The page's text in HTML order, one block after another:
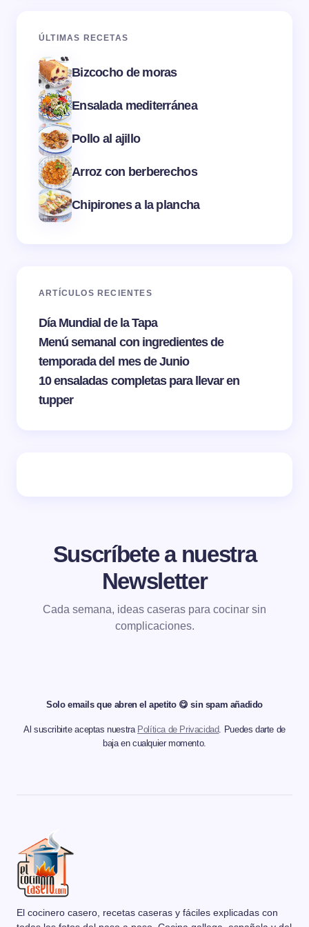
ÚLTIMAS RECETAS
Bizcocho de moras
Ensalada mediterránea
Pollo al ajillo
Arroz con berberechos
Chipirones a la plancha
ARTÍCULOS RECIENTES
Día Mundial de la Tapa
Menú semanal con ingredientes de
temporada del mes de Junio
10 ensaladas completas para llevar en
tupper
Suscríbete a nuestra
Newsletter
Cada semana, ideas caseras para cocinar sin
complicaciones.
Solo emails que abren el apetito 😋 sin spam añadido
Al suscribirte aceptas nuestra Política de Privacidad. Puedes darte de
baja en cualquier momento.
El cocinero casero, recetas caseras y fáciles explicadas con